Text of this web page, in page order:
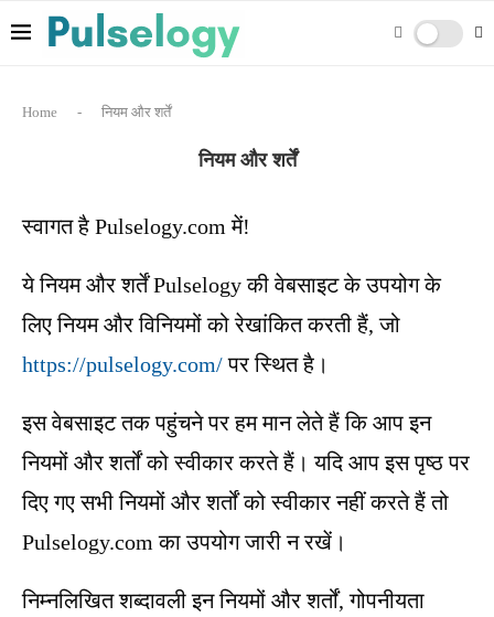
Home - नियम और शर्तें
नियम और शर्तें
स्वागत है Pulselogy.com में!
ये नियम और शर्तें Pulselogy की वेबसाइट के उपयोग के
लिए नियम और विनियमों को रेखांकित करती हैं, जो
https://pulselogy.com/पर स्थित है।
इस वेबसाइट तक पहुंचने पर हम मान लेते हैं कि आप इन
नियमों और शर्तों को स्वीकार करते हैं। यदि आप इस पृष्ठ पर
दिए गए सभी नियमों और शर्तों को स्वीकार नहीं करते हैं तो
Pulselogy.com का उपयोग जारी न रखें।
निम्नलिखित शब्दावली इन नियमों और शर्तों, गोपनीयता